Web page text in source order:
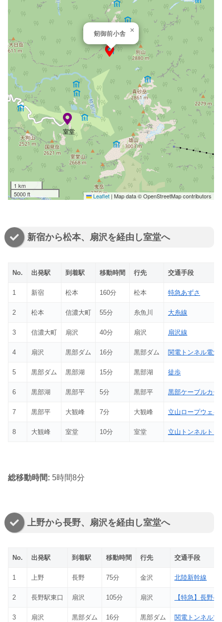
室堂
剱御前小舎 ×
1 km
5000 ft
Leaflet | Map data © OpenStreetMap contributors
新宿から松本、扇沢を経由し室堂へ
No. 出発駅 到着駅 移動時間 行先 交通手段
1 新宿 松本 160分 松本 特急あずさ
2 松本 信濃大町 55分 糸魚川 大糸線
3 信濃大町 扇沢 40分 扇沢 扇沢線
4 扇沢 黒部ダム 16分 黒部ダム 関電トンネル電気
5 黒部ダム 黒部湖 15分 黒部湖 徒歩
6 黒部湖 黒部平 5分 黒部平 黒部ケーブルカー
7 黒部平 大観峰 7分 大観峰 立山ロープウェイ
8 大観峰 室堂 10分 室堂 立山トンネルトロ
総移動時間: 5時間8分
上野から長野、扇沢を経由し室堂へ
No. 出発駅 到着駅 移動時間 行先 交通手段
1 上野 長野 75分 金沢 北陸新幹線
2 長野駅東口 扇沢 105分 扇沢 【特急】長野-
3 扇沢 黒部ダム 16分 黒部ダム 関電トンネル電